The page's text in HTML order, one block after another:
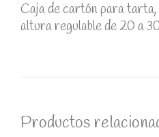
Caja de cartón para tarta,
altura regulable de 20 a
Productos